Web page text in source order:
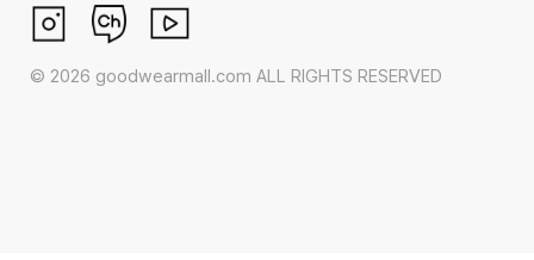
© 2026 goodwearmall.com ALL RIGHTS RESERVED